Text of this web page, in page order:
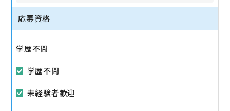
駅から徒歩10分以内
応募資格
学歴不問
学歴不問
未経験者歓迎